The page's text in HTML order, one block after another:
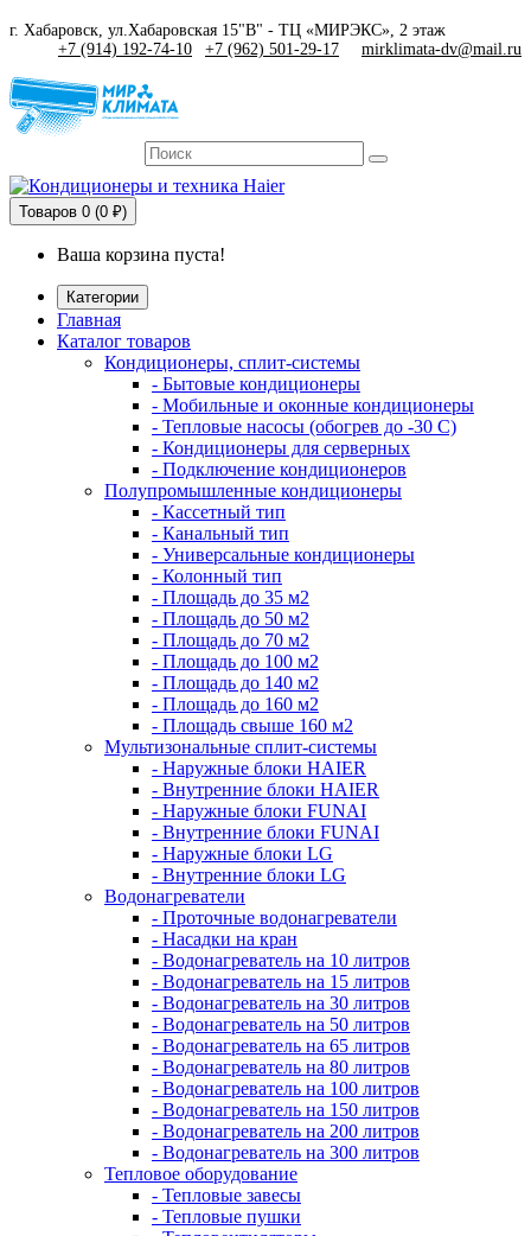
г. Хабаровск, ул.Хабаровская 15"В" - ТЦ «МИРЭКС», 2 этаж
+7 (914) 192-74-10
+7 (962) 501-29-17 mirklimata-dv@mail.ru
Товаров 0 (0 ₽)
Ваша корзина пуста!
Категории
Главная
Каталог товаров
Кондиционеры, сплит-системы
- Бытовые кондиционеры
- Мобильные и оконные кондиционеры
- Тепловые насосы (обогрев до -30 C)
- Кондиционеры для серверных
- Подключение кондиционеров
Полупромышленные кондиционеры
- Кассетный тип
- Канальный тип
- Универсальные кондиционеры
- Колонный тип
- Площадь до 35 м2
- Площадь до 50 м2
- Площадь до 70 м2
- Площадь до 100 м2
- Площадь до 140 м2
- Площадь до 160 м2
- Площадь свыше 160 м2
Мультизональные сплит-системы
- Наружные блоки HAIER
- Внутренние блоки HAIER
- Hаружные блоки FUNAI
- Внутренние блоки FUNAI
- Наружные блоки LG
- Внутренние блоки LG
Водонагреватели
- Проточные водонагреватели
- Наcадки на кран
- Водонагреватель на 10 литров
- Водонагреватель на 15 литров
- Водонагреватель на 30 литров
- Водонагреватель на 50 литров
- Водонагреватель на 65 литров
- Водонагреватель на 80 литров
- Водонагреватель на 100 литров
- Водонагреватель на 150 литров
- Водонагреватель на 200 литров
- Водонагреватель на 300 литров
Тепловое оборудование
- Тепловые завесы
- Тепловые пушки